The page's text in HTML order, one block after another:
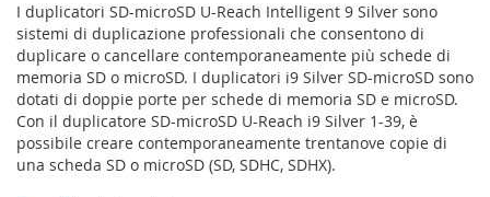
I duplicatori SD-microSD U-Reach Intelligent 9 Silver sono
sistemi di duplicazione professionali che consentono di
duplicare o cancellare contemporaneamente più schede di
memoria SD o microSD. I duplicatori i9 Silver SD-microSD sono
dotati di doppie porte per schede di memoria SD e microSD.
Con il duplicatore SD-microSD U-Reach i9 Silver 1-39, è
possibile creare contemporaneamente trentanove copie di
una scheda SD o microSD (SD, SDHC, SDHX).